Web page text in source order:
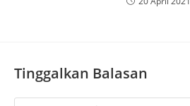
Tinggalkan Balasan